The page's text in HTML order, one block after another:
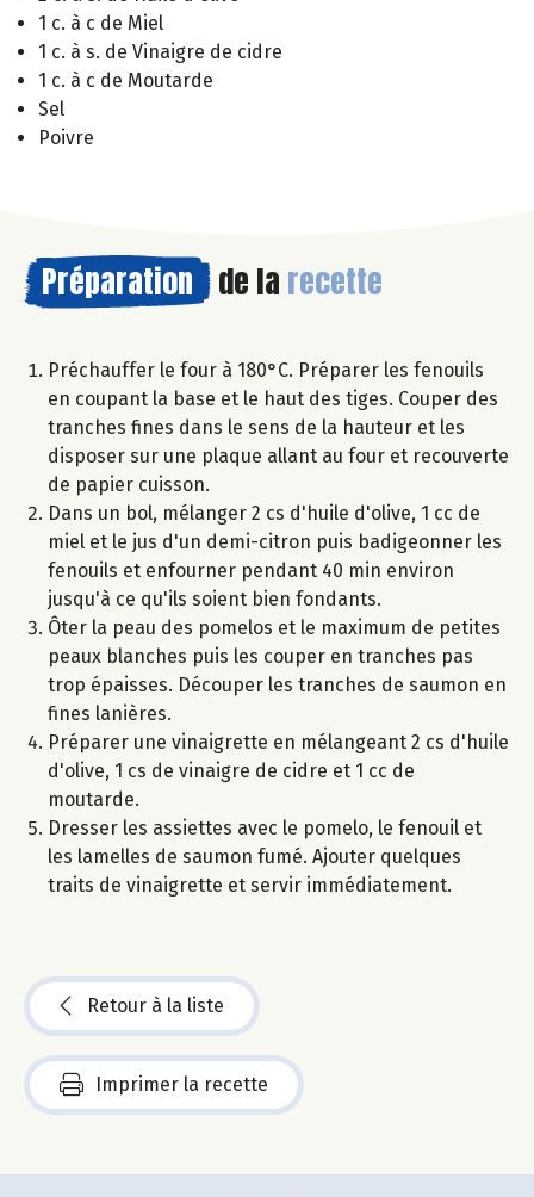
1 c. à c de Miel
1 c. à s. de Vinaigre de cidre
1 c. à c de Moutarde
Sel
Poivre
Préparation de la recette
Préchauffer le four à 180°C. Préparer les fenouils
en coupant la base et le haut des tiges. Couper des
tranches fines dans le sens de la hauteur et les
disposer sur une plaque allant au four et recouverte
de papier cuisson.
Dans un bol, mélanger 2 cs d'huile d'olive, 1 cc de
miel et le jus d'un demi-citron puis badigeonner les
fenouils et enfourner pendant 40 min environ
jusqu'à ce qu'ils soient bien fondants.
Ôter la peau des pomelos et le maximum de petites
peaux blanches puis les couper en tranches pas
trop épaisses. Découper les tranches de saumon en
fines lanières.
Préparer une vinaigrette en mélangeant 2 cs d'huile
d'olive, 1 cs de vinaigre de cidre et 1 cc de
moutarde.
Dresser les assiettes avec le pomelo, le fenouil et
les lamelles de saumon fumé. Ajouter quelques
traits de vinaigrette et servir immédiatement.
Retour à la liste
Imprimer la recette